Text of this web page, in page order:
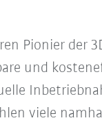
Pionier der
und
viele